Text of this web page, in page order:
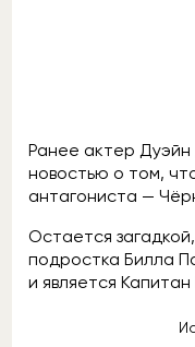
Ранее актер
новостью о том,
антагониста —
Остается
подростка Билла
и является